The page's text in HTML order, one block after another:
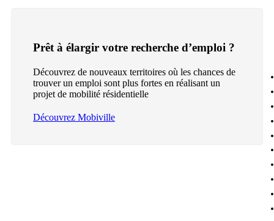
Prêt à élargir votre recherche d’emploi ?
Découvrez de nouveaux territoires où les chances de
trouver un emploi sont plus fortes en réalisant un
projet de mobilité résidentielle
Découvrez Mobiville